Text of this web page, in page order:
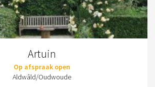
Artuin
Op afspraak open
Aldwâld/Oudwoude